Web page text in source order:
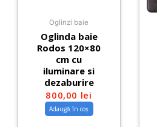
Oglinzi baie
Oglinda baie
Rodos 120×80
cm cu
iluminare si
dezaburire
800,00 lei
Adaugă în coș